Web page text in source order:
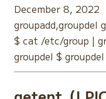
December 8, 2022
groupadd,groupdel
$ cat /etc/group |
groupdel $